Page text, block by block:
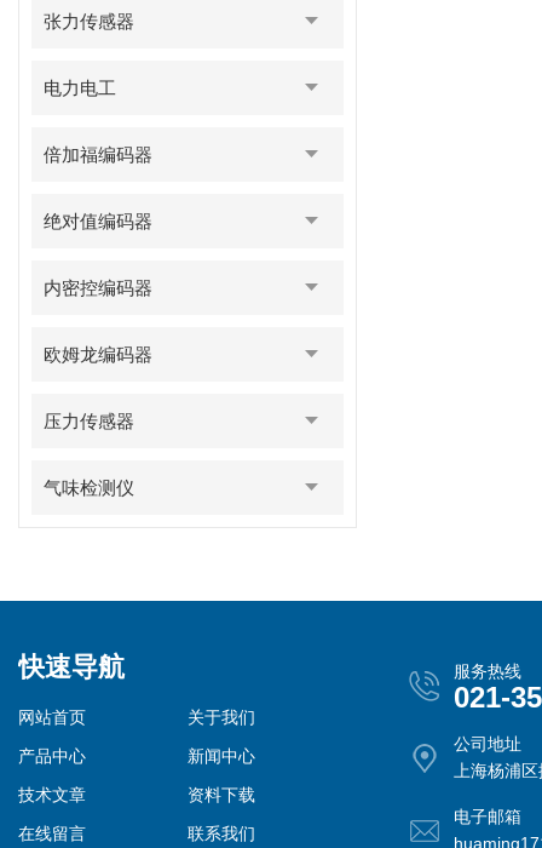
张力传感器
电力电工
倍加福编码器
绝对值编码器
内密控编码器
欧姆龙编码器
压力传感器
气味检测仪
快速导航
网站首页
关于我们
产品中心
新闻中心
技术文章
资料下载
在线留言
联系我们
服务热线
021-
公司地址
上海杨浦
电子邮箱